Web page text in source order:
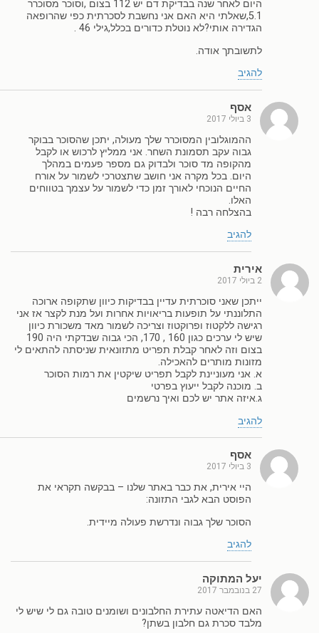
היום לאחר שנה בבדיקת דם יש 112 בצום ,וסוכר מסוכרר
5.1,שאלתי היא האם אני נחשבת לסכרתית כפי שהרופאה
הגדירה אותי?לא נוטלת כדורים בכלל,גילי 46 .
לתשובתך אודה.
להגיב
אסף
3 ביולי 2017
ההמוגלובין המסוכרר שלך מעולה, יתכן שהסוכר בבוקר
גבוה עקב תסמונת השחר. אני ממליץ לרכוש או לקבל
מהקופה מד סוכר ולבדוק גם מספר פעמים במהלך
היום. בכל מקרה אני חושב שתצטרכי לשמור על אורח
החיים הנוכחי לאורך זמן כדי לשמור על עצמך בטווחים
האלו.
בהצלחה רבה !
להגיב
אירית
2 ביולי 2017
ייתכן שאני סוכרתית עדיין בבדיקות כיוון שתקופה ארוכה
התלוננתי על תופעות בריאויות אחרות ועל מנת לקצר אז אני
רגישה ללקטוז ופרוקטוז וצריכה לשמור מאד משכורת כיוון
שיש לי ערכים כגון 160 , 170, הכי גבוה שבדקתי היה 190
בצום וזה לאחר קבלת תפריט מתזונאית שניסתה להתאים לי
מזונות מותרים להאכילה.
א. אני מעוניינת לקבל תפריט שיקטין את רמות הסוכר
ב. מוכנה לקבל ייעוץ בפרטי
ג.איזה אתר יש לכם ואיך נרשמים
להגיב
אסף
3 ביולי 2017
היי אירית, את כבר באתר שלנו – בבקשה תקראי את
הפוסט הבא לגבי התזונה:
הסוכר שלך גבוה ונדרשת פעולה מיידית.
להגיב
יעל המתוקה
27 בנובמבר 2017
האם הדיאטה עתירת החלבונים ושומנים טובה גם לי שיש לי
מלבד סכרת גם חלבון בשתן?